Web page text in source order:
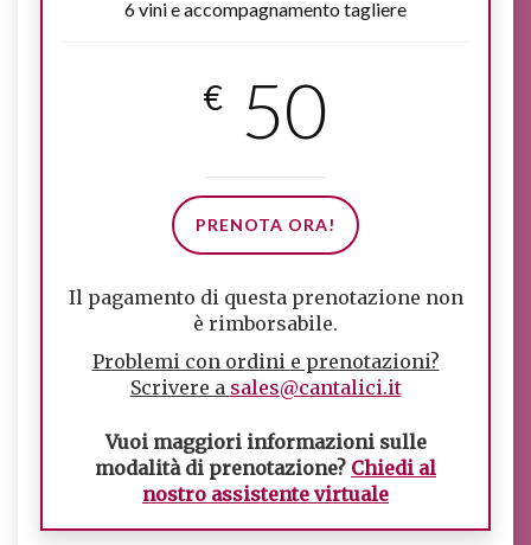
6 vini e accompagnamento tagliere
€ 50
PRENOTA ORA!
Il pagamento di questa prenotazione non
è rimborsabile.
Problemi con ordini e prenotazioni?
Scrivere a sales@cantalici.it
Vuoi maggiori informazioni sulle
modalità di prenotazione? Chiedi al
nostro assistente virtuale